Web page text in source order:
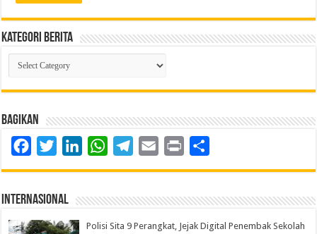
Kategori Berita
Kategori
Berita
Bagikan
FacebookTwitterLinkedInWhatsAppTelegram
Email Print
Internasional
Polisi Sita 9 Perangkat, Jejak Digital Penembak Sekolah